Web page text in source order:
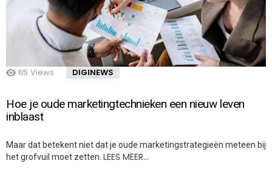
65 Views DIGINEWS
Hoe je oude marketingtechnieken een nieuw leven
inblaast
Maar dat betekent niet dat je oude marketingstrategieën meteen bij
het grofvuil moet zetten. LEES MEER…